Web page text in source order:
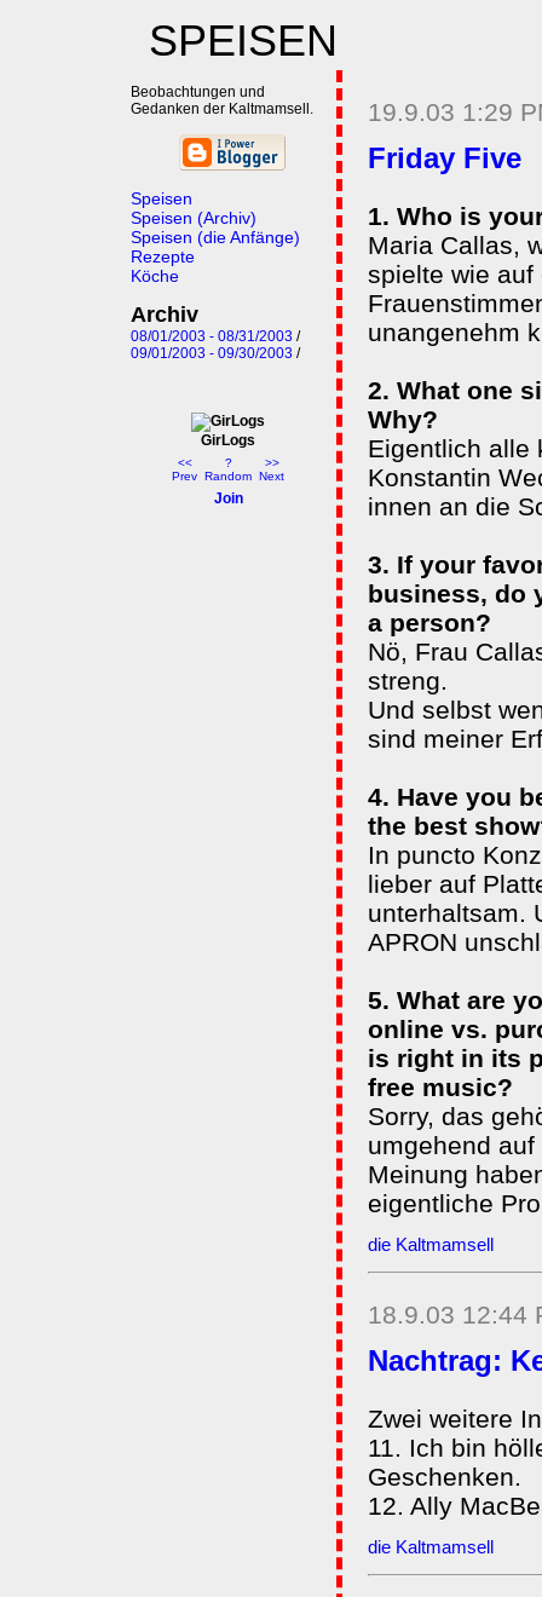
SPEISEN
Beobachtungen und
Gedanken der Kaltmamsell.
Speisen
Speisen (Archiv)
Speisen (die Anfänge)
Rezepte
Köche
Archiv
08/01/2003 - 08/31/2003 /
09/01/2003 - 09/30/2003 /
GirLogs
<<
Prev
?
Random
>>
Next
Join
19.9.03 1:29
Friday Five
1. Who is
Maria Callas,
spielte wie
unangenehm
2. What one
Why?
Eigentlich alle
Konstantin
innen an die
3. If your
business, do
a person?
Nö, Frau
streng.
Und selbst
sind meiner
4. Have you
the best
In puncto
lieber auf
unterhaltsam.
APRON
5. What are
online vs.
is right in its
free music?
Sorry, das
umgehend
Meinung
eigentliche
die Kaltmamsell
18.9.03 12:44
Nachtrag:
Zwei weitere
11. Ich bin
Geschenken.
12. Ally
die Kaltmamsell